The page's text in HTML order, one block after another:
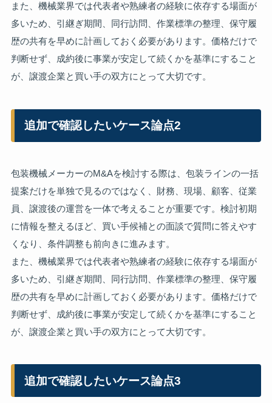
また、機械業界では代表者や熟練者の経験に依存する場面が
多いため、引継ぎ期間、同行訪問、作業標準の整理、保守履
歴の共有を早めに計画しておく必要があります。価格だけで
判断せず、成約後に事業が安定して続くかを基準にすること
が、譲渡企業と買い手の双方にとって大切です。
追加で確認したいケース論点2
包装機械メーカーのM&Aを検討する際は、包装ラインの一括
提案だけを単独で見るのではなく、財務、現場、顧客、従業
員、譲渡後の運営を一体で考えることが重要です。検討初期
に情報を整えるほど、買い手候補との面談で質問に答えやす
くなり、条件調整も前向きに進みます。
また、機械業界では代表者や熟練者の経験に依存する場面が
多いため、引継ぎ期間、同行訪問、作業標準の整理、保守履
歴の共有を早めに計画しておく必要があります。価格だけで
判断せず、成約後に事業が安定して続くかを基準にすること
が、譲渡企業と買い手の双方にとって大切です。
追加で確認したいケース論点3